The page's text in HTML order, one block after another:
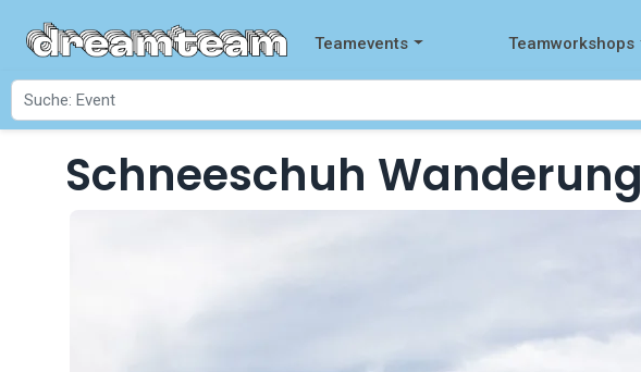
Teamevents Teamworkshops
Startseite Events Schneeschuh Wanderung
Schneeschuh Wanderung